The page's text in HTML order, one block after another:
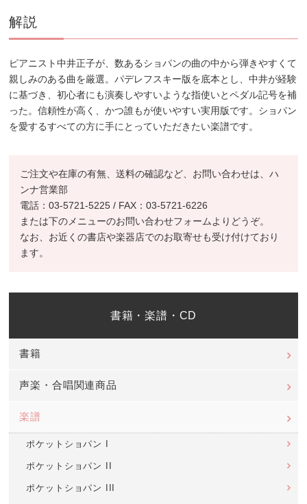
解説
ピアニスト中井正子が、数あるショパンの曲の中から弾きやすくて
親しみのある曲を厳選。パデレフスキー版を底本とし、中井が経験
に基づき、初心者にも演奏しやすいような指使いとペダル記号を補
った。信頼性が高く、かつ誰もが使いやすい実用版です。ショパン
を愛するすべての方に手にとっていただきたい楽譜です。
ご注文や在庫の有無、送料の確認など、お問い合わせは、ハ
ンナ営業部
電話：03-5721-5225 / FAX：03-5721-6226
または下のメニューのお問い合わせフォームよりどうぞ。
なお、お近くの書店や楽器店でのお取寄せも受け付けており
ます。
書籍・楽譜・CD
書籍
声楽・合唱関連商品
楽譜
ポケットショパン I
ポケットショパン II
ポケットショパン III